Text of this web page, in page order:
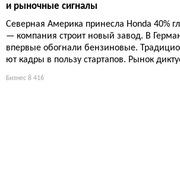
и рыночные сигналы
Северная Америка принесла Honda 40%
— компания строит новый завод. В
впервые обогнали бензиновые.
ют кадры в пользу стартапов. Рынок
Бизнес 8 416